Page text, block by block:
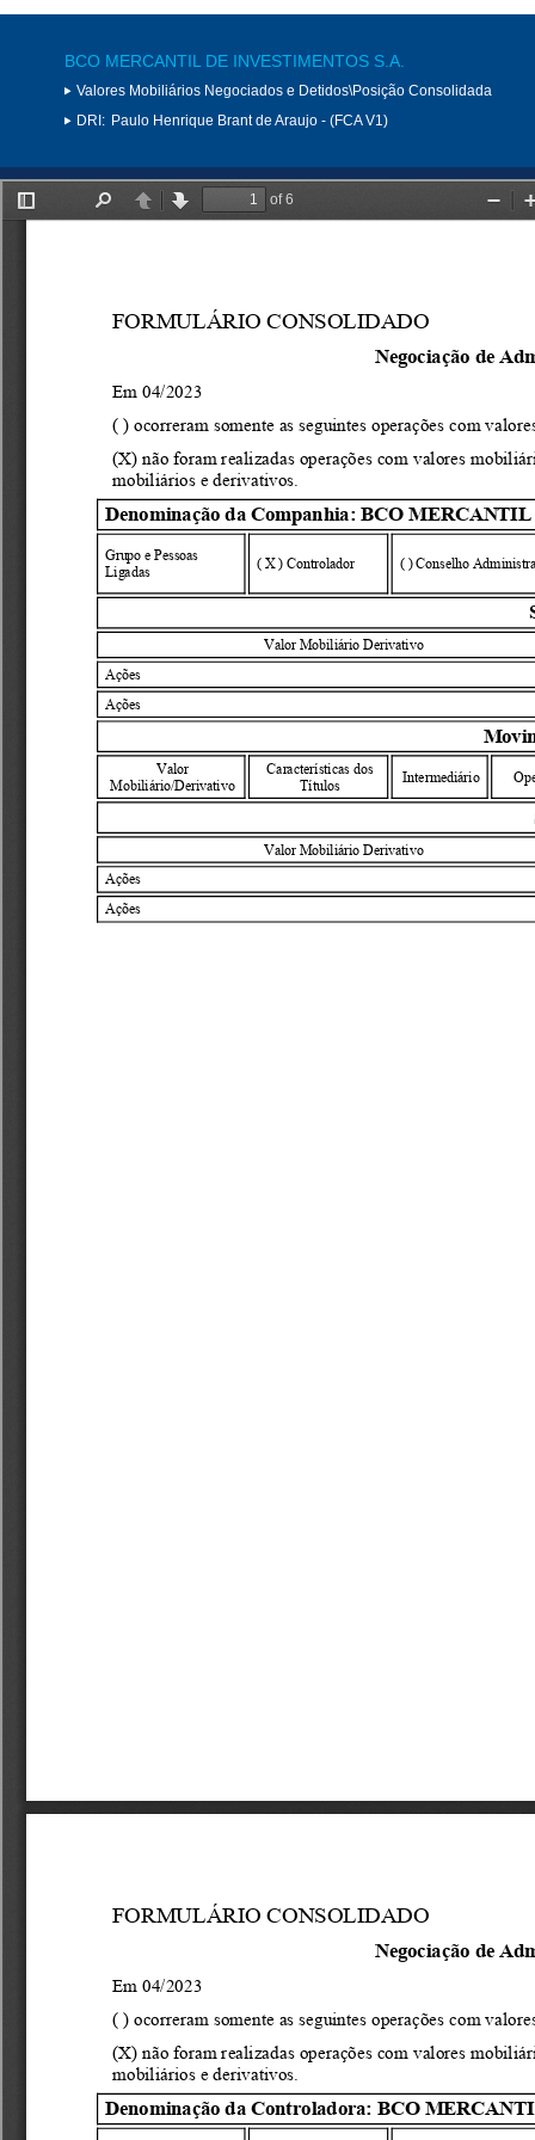
BCO MERCANTIL DE INVESTIMENTOS S.A.
Valores Mobiliários Negociados e Detidos\Posição Consolidada
DRI: Paulo Henrique Brant de Araujo - (FCA V1)